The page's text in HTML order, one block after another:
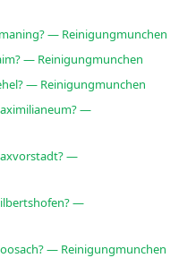
— Reinigungmunchen
— Reinigungmunchen
— Reinigungmunchen
—
—
—
— Reinigungmunchen